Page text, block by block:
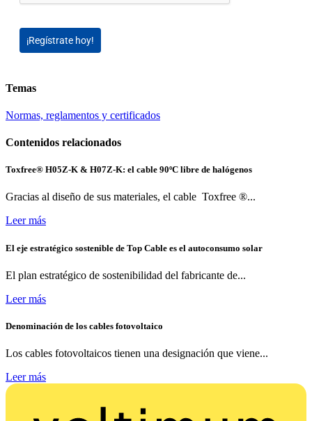
¡Regístrate hoy!
Temas
Normas, reglamentos y certificados
Contenidos relacionados
Toxfree® H05Z-K & H07Z-K: el cable 90ºC libre de halógenos
Gracias al diseño de sus materiales, el cable Toxfree ®...
Leer más
El eje estratégico sostenible de Top Cable es el autoconsumo solar
El plan estratégico de sostenibilidad del fabricante de...
Leer más
Denominación de los cables fotovoltaico
Los cables fotovoltaicos tienen una designación que viene...
Leer más